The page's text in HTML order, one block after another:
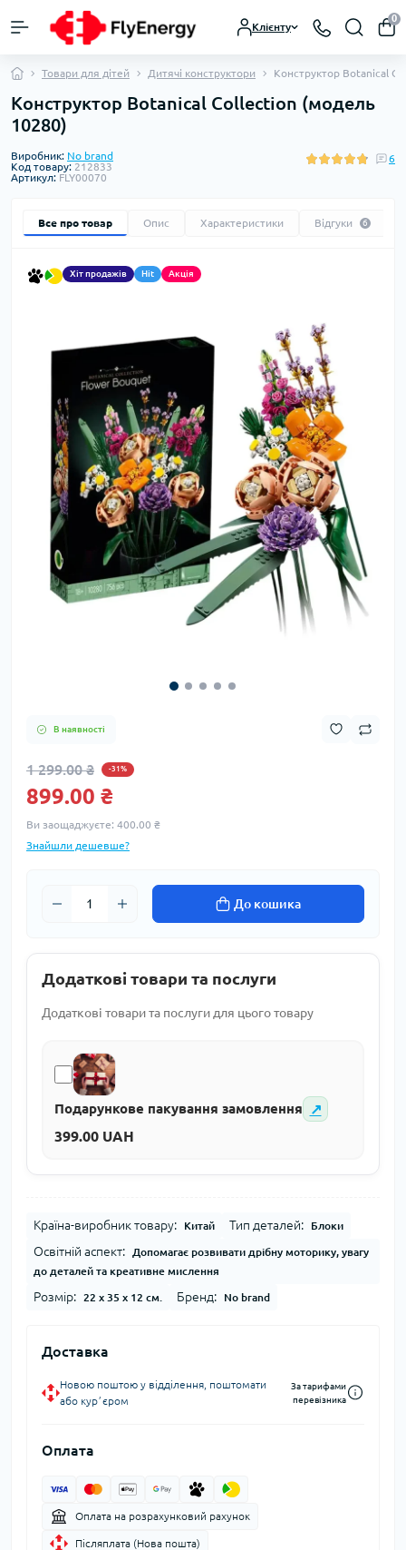
Клієнту
0
Товари для дітей Дитячі конструктори Конструктор Botanical
Конструктор Botanical Collection (модель
10280)
Виробник: No brand
Код товару: 212833
Артикул: FLY00070
6
Все про товар Опис Характеристики Відгуки 6
Хіт продажів Hit Акція
В наявності
1 299.00 ₴ -31%
899.00 ₴
Ви заощаджуєте: 400.00 ₴
Знайшли дешевше?
До кошика
Додаткові товари та послуги
Додаткові товари та послуги для цього товару
Подарункове пакування замовлення
↗
399.00 UAH
Країна-виробник товару: Китай Тип деталей: Блоки
Освітній аспект:
Допомагає розвивати дрібну моторику, увагу
до деталей та креативне мислення
Розмір: 22 x 35 x 12 см. Бренд: No brand
Доставка
Новою поштою у відділення, поштомати
або курʼєром
За тарифами
перевізника
Оплата
Оплата на розрахунковий рахунок
Післяплата (Нова пошта)